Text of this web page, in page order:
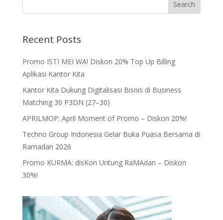
Recent Posts
Promo ISTI MEI WA! Diskon 20% Top Up Billing
Aplikasi Kantor Kita
Kantor Kita Dukung Digitalisasi Bisnis di Business
Matching 30 P3DN (27–30)
APRILMOP: April Moment of Promo – Diskon 20%!
Techno Group Indonesia Gelar Buka Puasa Bersama di
Ramadan 2026
Promo KURMA: disKon Untung RaMAdan – Diskon
30%!